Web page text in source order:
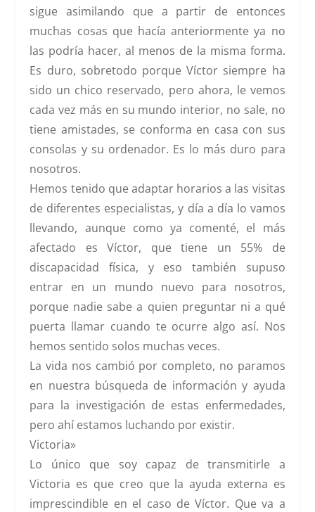
sigue asimilando que a partir de entonces
muchas cosas que hacía anteriormente ya no
las podría hacer, al menos de la misma forma.
Es duro, sobretodo porque Víctor siempre ha
sido un chico reservado, pero ahora, le vemos
cada vez más en su mundo interior, no sale, no
tiene amistades, se conforma en casa con sus
consolas y su ordenador. Es lo más duro para
nosotros.
Hemos tenido que adaptar horarios a las visitas
de diferentes especialistas, y día a día lo vamos
llevando, aunque como ya comenté, el más
afectado es Víctor, que tiene un 55% de
discapacidad física, y eso también supuso
entrar en un mundo nuevo para nosotros,
porque nadie sabe a quien preguntar ni a qué
puerta llamar cuando te ocurre algo así. Nos
hemos sentido solos muchas veces.
La vida nos cambió por completo, no paramos
en nuestra búsqueda de información y ayuda
para la investigación de estas enfermedades,
pero ahí estamos luchando por existir.
Victoria»
Lo único que soy capaz de transmitirle a
Victoria es que creo que la ayuda externa es
imprescindible en el caso de Víctor. Que va a